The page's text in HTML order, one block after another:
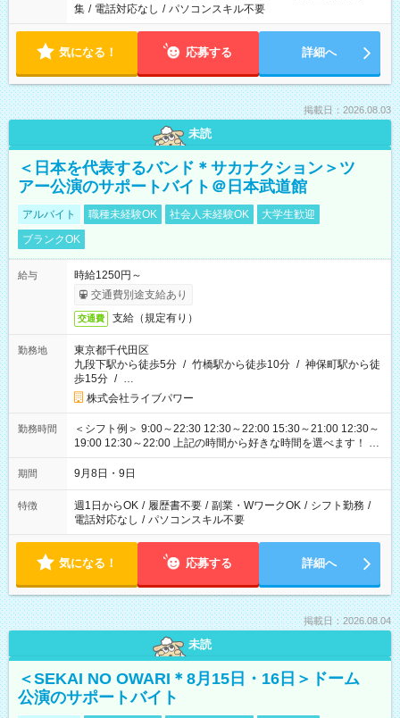
集 / 電話対応なし / パソコンスキル不要
気になる！ 応募する 詳細へ
掲載日：2026.08.03
未読
＜日本を代表するバンド＊サカナクション＞ツ
アー公演のサポートバイト＠日本武道館
アルバイト 職種未経験OK 社会人未経験OK
大学生歓迎
ブランクOK
給与
時給1250円～
交通費別途支給あり
交通費 支給（規定有り）
勤務地
東京都千代田区
九段下駅から徒歩5分 / 竹橋駅から徒歩10分 / 神保町駅から徒
歩15分 / …
株式会社ライブパワー
勤務時間
＜シフト例＞ 9:00～22:30 12:30～22:00 15:30～21:00 12:30～
19:00 12:30～22:00 上記の時間から好きな時間を選べます！ ※
時間は変更となる可能性があります
期間 9月8日・9日
特徴 週1日からOK / 履歴書不要 / 副業・WワークOK / シフト勤務 /
電話対応なし / パソコンスキル不要
気になる！ 応募する 詳細へ
掲載日：2026.08.04
未読
＜SEKAI NO OWARI＊8月15日・16日＞ドーム
公演のサポートバイト